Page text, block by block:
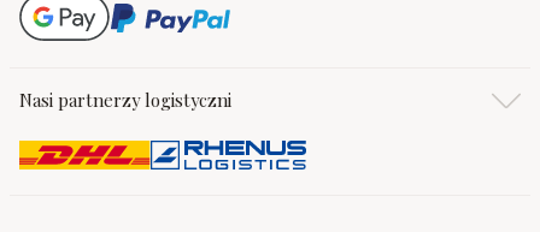
Nasi partnerzy logistyczni